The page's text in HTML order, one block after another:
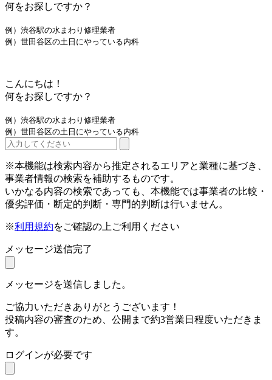
何をお探しですか？
例）渋谷駅の水まわり修理業者
例）世田谷区の土日にやっている内科
こんにちは！
何をお探しですか？
例）渋谷駅の水まわり修理業者
例）世田谷区の土日にやっている内科
※本機能は検索内容から推定されるエリアと業種に基づき、
事業者情報の検索を補助するものです。
いかなる内容の検索であっても、本機能では事業者の比較・
優劣評価・断定的判断・専門的判断は行いません。
※利用規約をご確認の上ご利用ください
メッセージ送信完了
メッセージを送信しました。
ご協力いただきありがとうございます！
投稿内容の審査のため、公開まで約3営業日程度いただきま
す。
ログインが必要です